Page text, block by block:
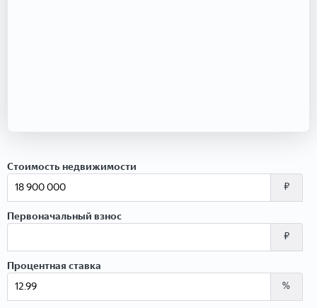
Стоимость недвижимости
₽
Первоначальный взнос
₽
Процентная ставка
%